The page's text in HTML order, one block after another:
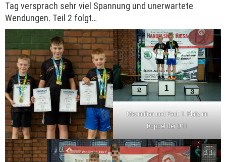
Tag versprach sehr viel Spannung und unerwartete
Wendungen. Teil 2 folgt…
Maximilian und Paul: 1. Platz im
Doppel der U11